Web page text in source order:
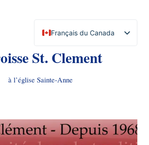
Français du Canada
English (Canada)
St. Clement
à l’église Sainte-Anne